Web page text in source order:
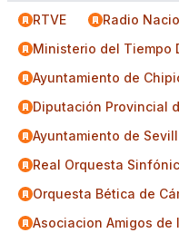
RTVE Radio
Ministerio del Tiempo
Ayuntamiento de
Diputación Provincial
Ayuntamiento de
Real Orquesta
Orquesta Bética de
Asociacion Amigos de